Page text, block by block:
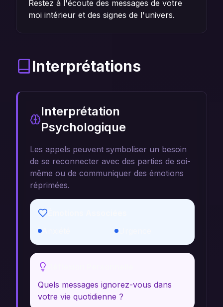
Restez à l'écoute des messages de votre
moi intérieur et des signes de l'univers.
Interprétations
Interprétation
Psychologique
Les appels peuvent symboliser un besoin
de se reconnecter avec des parties de soi-
même ou de communiquer des émotions
réprimées.
Urgence
Quels messages ignorez-vous dans
votre vie quotidienne ?